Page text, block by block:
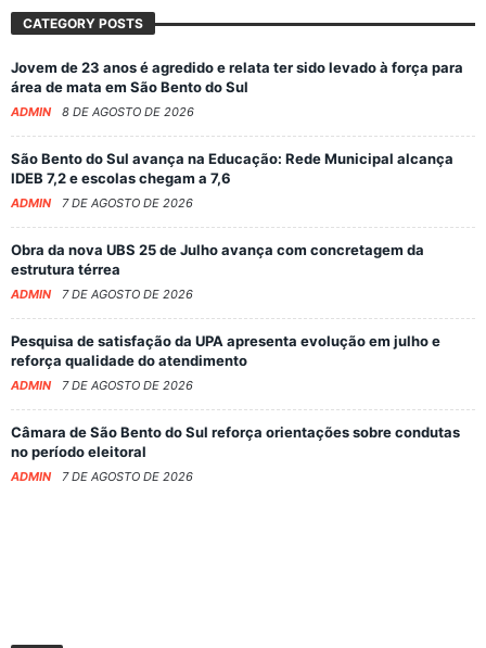
CATEGORY POSTS
Jovem de 23 anos é agredido e relata ter sido levado à força para
área de mata em São Bento do Sul
ADMIN 8 DE AGOSTO DE 2026
São Bento do Sul avança na Educação: Rede Municipal alcança
IDEB 7,2 e escolas chegam a 7,6
ADMIN 7 DE AGOSTO DE 2026
Obra da nova UBS 25 de Julho avança com concretagem da
estrutura térrea
ADMIN 7 DE AGOSTO DE 2026
Pesquisa de satisfação da UPA apresenta evolução em julho e
reforça qualidade do atendimento
ADMIN 7 DE AGOSTO DE 2026
Câmara de São Bento do Sul reforça orientações sobre condutas
no período eleitoral
ADMIN 7 DE AGOSTO DE 2026